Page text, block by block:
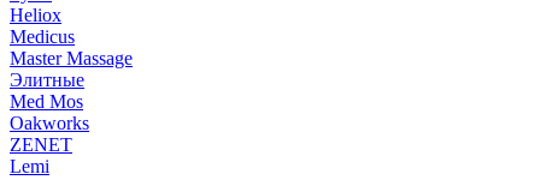
Heliox
Medicus
Master Massage
Элитные
Med Mos
Oakworks
ZENET
Lemi